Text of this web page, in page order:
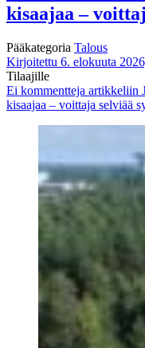
kisaajaa –
Pääkategoria Talous
Kirjoitettu 6. elokuuta
Tilaajille
Ei kommentteja artikkeliin
kisaajaa – voittaja selviää